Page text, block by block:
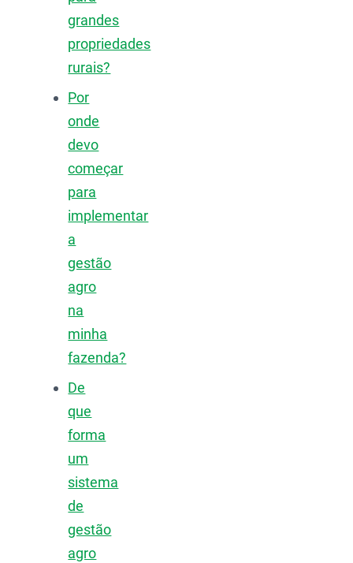
grandes
propriedades
rurais?
Por
onde
devo
começar
para
implementar
a
gestão
agro
na
minha
fazenda?
De
que
forma
um
sistema
de
gestão
agro